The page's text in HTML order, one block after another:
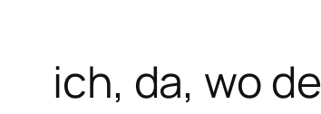
ich, da, wo